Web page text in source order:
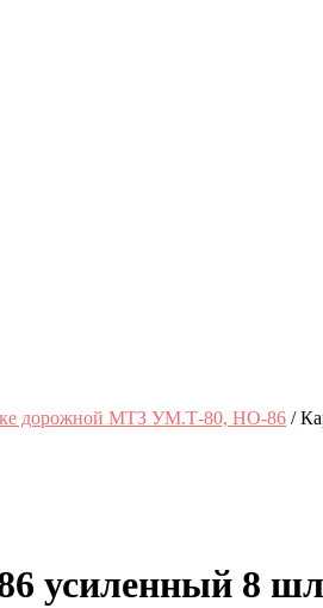
дорожной МТЗ УМ.Т-80, НО-86 /
усиленный 8